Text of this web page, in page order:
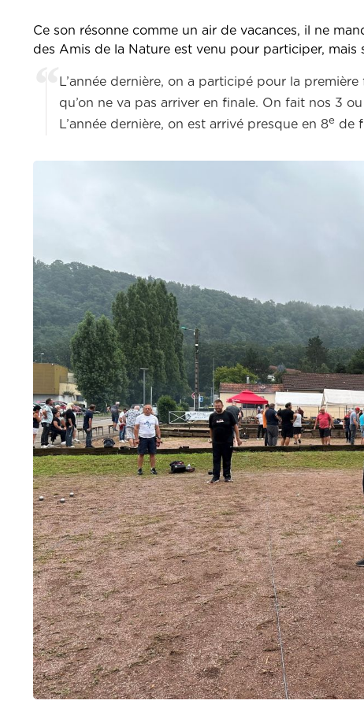
Ce son résonne comme un air de vacances, il ne
des Amis de la Nature est venu pour participer, mais
L’année dernière, on a participé pour la
qu’on ne va pas arriver en finale. On fait nos 3
L’année dernière, on est arrivé presque en 8e de